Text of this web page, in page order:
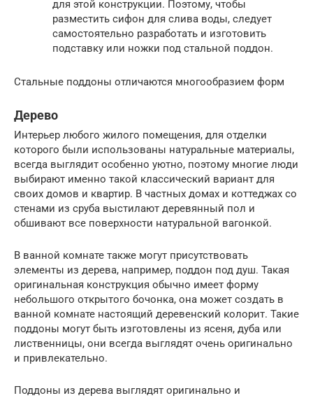
для этой конструкции. Поэтому, чтобы
разместить сифон для слива воды, следует
самостоятельно разработать и изготовить
подставку или ножки под стальной поддон.
Стальные поддоны отличаются многообразием форм
Дерево
Интерьер любого жилого помещения, для отделки
которого были использованы натуральные материалы,
всегда выглядит особенно уютно, поэтому многие люди
выбирают именно такой классический вариант для
своих домов и квартир. В частных домах и коттеджах со
стенами из сруба выстилают деревянный пол и
обшивают все поверхности натуральной вагонкой.
В ванной комнате также могут присутствовать
элементы из дерева, например, поддон под душ. Такая
оригинальная конструкция обычно имеет форму
небольшого открытого бочонка, она может создать в
ванной комнате настоящий деревенский колорит. Такие
поддоны могут быть изготовлены из ясеня, дуба или
лиственницы, они всегда выглядят очень оригинально
и привлекательно.
Поддоны из дерева выглядят оригинально и